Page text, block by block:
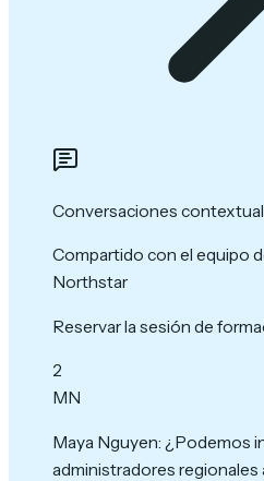
Conversaciones
Compartido con el equipo
Northstar
Reservar la sesión de
2
MN
Maya Nguyen: ¿Podemos
administradores regionales